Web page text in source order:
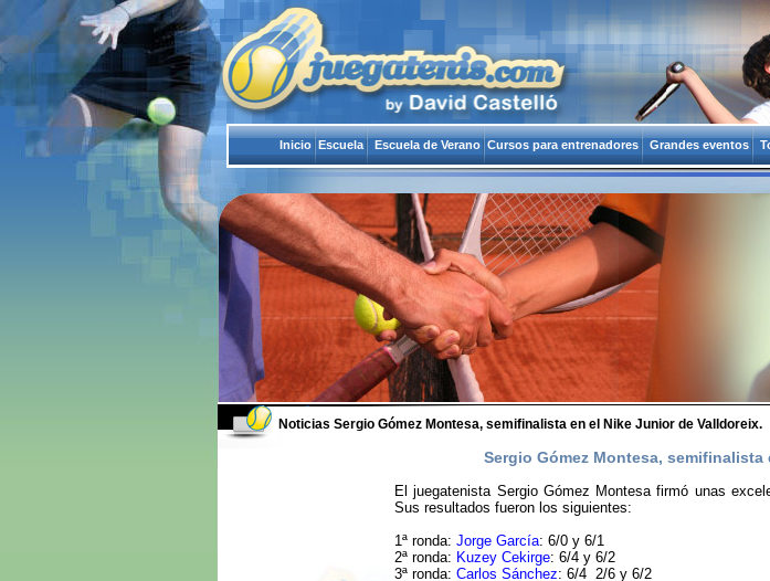
Inicio Escuela Escuela de Verano Cursos para entrenadores Grandes eventos
Noticias Sergio Gómez Montesa, semifinalista en el Nike Junior de Valldoreix.
Sergio Gómez Montesa,
El juegatenista Sergio Gómez Montesa firmó unas
Sus resultados fueron los siguientes:
1ª ronda: Jorge García: 6/0 y 6/1
2ª ronda: Kuzey Cekirge: 6/4 y 6/2
3ª ronda: Carlos Sánchez: 6/4 2/6 y 6/2